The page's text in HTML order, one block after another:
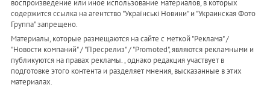
воспроизведение или иное использование материалов, в которых
содержится ссылка на агентство "Українськi Новини" и "Украинская Фото
Группа" запрещено.
Материалы, которые размещаются на сайте с меткой "Реклама" /
"Новости компаний" / "Пресрелиз" / "Promoted", являются рекламными и
публикуются на правах рекламы. , однако редакция участвует в
подготовке этого контента и разделяет мнения, высказанные в этих
материалах.